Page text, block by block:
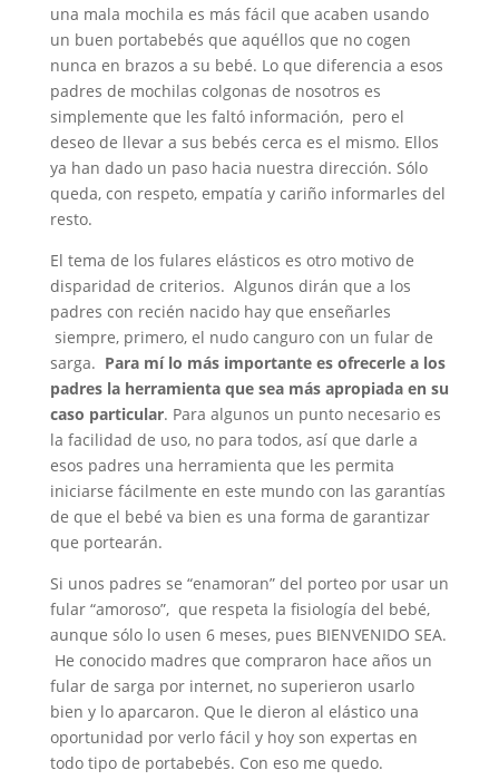
una mala mochila es más fácil que acaben usando
un buen portabebés que aquéllos que no cogen
nunca en brazos a su bebé. Lo que diferencia a esos
padres de mochilas colgonas de nosotros es
simplemente que les faltó información, pero el
deseo de llevar a sus bebés cerca es el mismo. Ellos
ya han dado un paso hacia nuestra dirección. Sólo
queda, con respeto, empatía y cariño informarles del
resto.
El tema de los fulares elásticos es otro motivo de
disparidad de criterios. Algunos dirán que a los
padres con recién nacido hay que enseñarles
siempre, primero, el nudo canguro con un fular de
sarga. Para mí lo más importante es ofrecerle a los
padres la herramienta que sea más apropiada en su
caso particular. Para algunos un punto necesario es
la facilidad de uso, no para todos, así que darle a
esos padres una herramienta que les permita
iniciarse fácilmente en este mundo con las garantías
de que el bebé va bien es una forma de garantizar
que portearán.
Si unos padres se “enamoran” del porteo por usar un
fular “amoroso”, que respeta la fisiología del bebé,
aunque sólo lo usen 6 meses, pues BIENVENIDO SEA.
He conocido madres que compraron hace años un
fular de sarga por internet, no superieron usarlo
bien y lo aparcaron. Que le dieron al elástico una
oportunidad por verlo fácil y hoy son expertas en
todo tipo de portabebés. Con eso me quedo.